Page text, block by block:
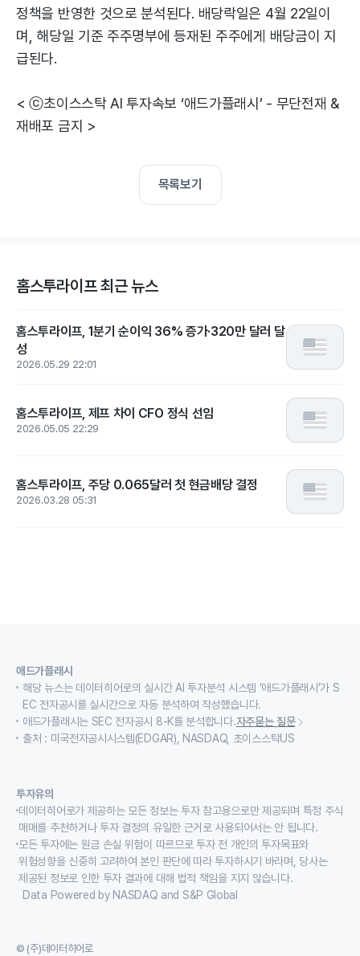
정책을 반영한 것으로 분석된다. 배당락일은 4월 22일이
며, 해당일 기준 주주명부에 등재된 주주에게 배당금이 지
급된다.
< ⓒ초이스스탁 AI 투자속보 ‘애드가플래시’ - 무단전재 &
재배포 금지 >
목록보기
홈스투라이프 최근 뉴스
홈스투라이프, 1분기 순이익 36% 증가·320만 달러 달
성
2026.05.29 22:01
홈스투라이프, 제프 차이 CFO 정식 선임
2026.05.05 22:29
홈스투라이프, 주당 0.065달러 첫 현금배당 결정
2026.03.28 05:31
애드가플래시
해당 뉴스는 데이터히어로의 실시간 AI 투자분석 시스템 ‘애드가플래시’가 S
EC 전자공시를 실시간으로 자동 분석하여 작성했습니다.
애드가플래시는 SEC 전자공시 8-K를 분석합니다.자주묻는 질문
출처 : 미국전자공시시스템(EDGAR), NASDAQ, 초이스스탁US
투자유의
데이터히어로가 제공하는 모든 정보는 투자 참고용으로만 제공되며 특정 주식
매매를 추천하거나 투자 결정의 유일한 근거로 사용되어서는 안 됩니다.
모든 투자에는 원금 손실 위험이 따르므로 투자 전 개인의 투자목표와
위험성향을 신중히 고려하여 본인 판단에 따라 투자하시기 바라며, 당사는
제공된 정보로 인한 투자 결과에 대해 법적 책임을 지지 않습니다.
Data Powered by NASDAQ and S&P Global
© (주)데이터히어로